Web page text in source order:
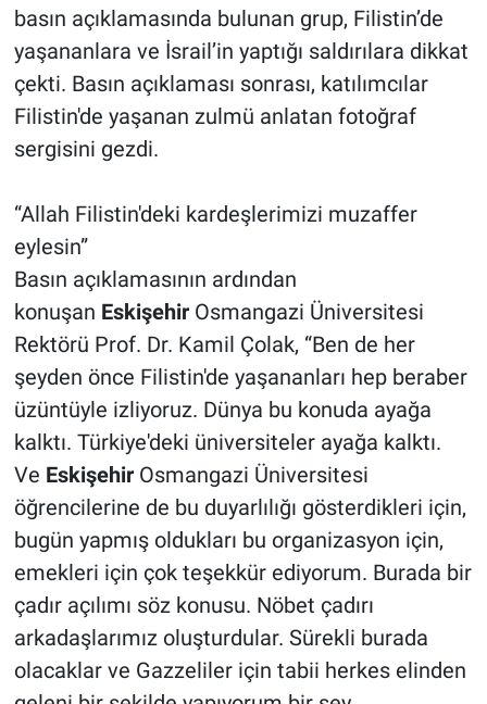
basın açıklamasında bulunan grup, Filistin’de
yaşananlara ve İsrail’in yaptığı saldırılara dikkat
çekti. Basın açıklaması sonrası, katılımcılar
Filistin'de yaşanan zulmü anlatan fotoğraf
sergisini gezdi.
“Allah Filistin'deki kardeşlerimizi muzaffer
eylesin”
Basın açıklamasının ardından
konuşan EskişehirOsmangazi Üniversitesi
Rektörü Prof. Dr. Kamil Çolak, “Ben de her
şeyden önce Filistin'de yaşananları hep beraber
üzüntüyle izliyoruz. Dünya bu konuda ayağa
kalktı. Türkiye'deki üniversiteler ayağa kalktı.
Ve EskişehirOsmangazi Üniversitesi
öğrencilerine de bu duyarlılığı gösterdikleri için,
bugün yapmış oldukları bu organizasyon için,
emekleri için çok teşekkür ediyorum. Burada bir
çadır açılımı söz konusu. Nöbet çadırı
arkadaşlarımız oluşturdular. Sürekli burada
olacaklar ve Gazzeliler için tabii herkes elinden